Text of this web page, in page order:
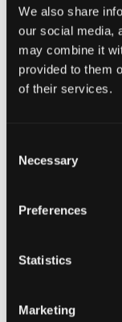
We also share
our social media,
may combine it
provided to them
of their services.
Selection
Necessary
Preferences
Statistics
Marketing
da
Job &
Møder & Events
Bæredygtighed
en